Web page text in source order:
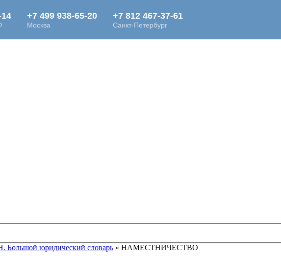
Большой юридический словарь » НАМЕСТНИЧЕСТВО